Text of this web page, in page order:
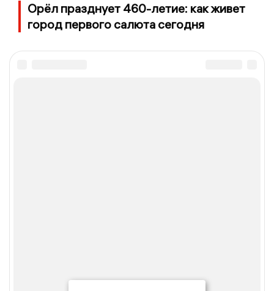
Орёл празднует 460-летие: как живет
город первого салюта сегодня